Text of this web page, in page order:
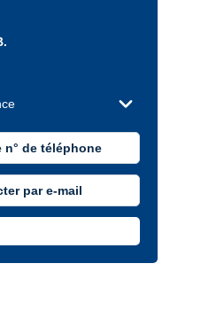
expand_more
n° de téléphone
par e-mail